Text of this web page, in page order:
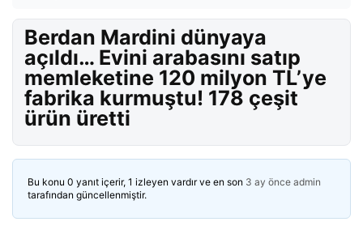
Berdan Mardini dünyaya
açıldı… Evini arabasını satıp
memleketine 120 milyon TL’ye
fabrika kurmuştu! 178 çeşit
ürün üretti
Bu konu 0 yanıt içerir, 1 izleyen vardır ve en son 3 ay önce admin
tarafından güncellenmiştir.